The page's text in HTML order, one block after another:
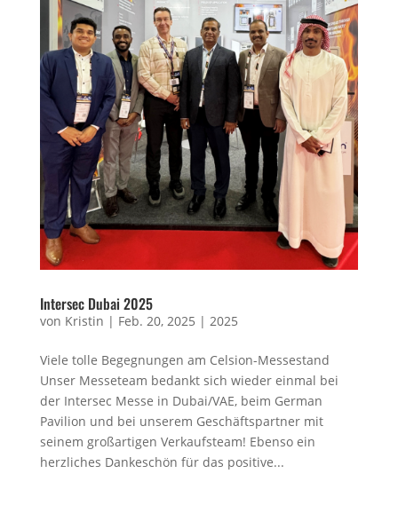
Intersec Dubai 2025
von Kristin | Feb. 20, 2025 | 2025
Viele tolle Begegnungen am Celsion-Messestand
Unser Messeteam bedankt sich wieder einmal bei
der Intersec Messe in Dubai/VAE, beim German
Pavilion und bei unserem Geschäftspartner mit
seinem großartigen Verkaufsteam! Ebenso ein
herzliches Dankeschön für das positive...